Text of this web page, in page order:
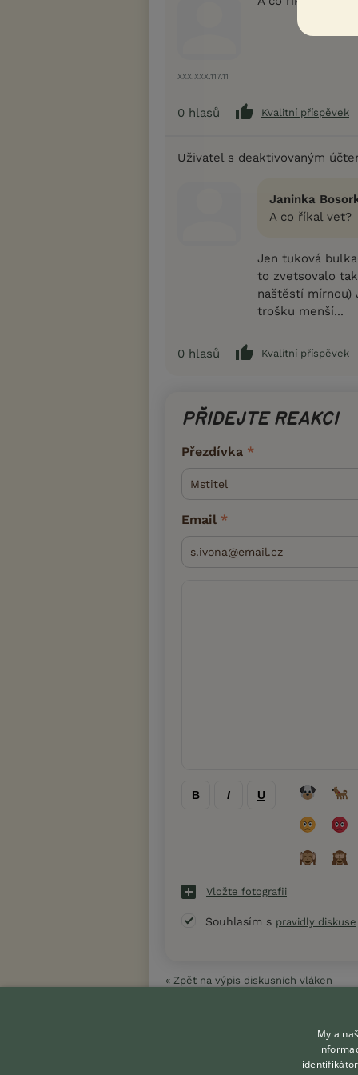
XXX.XXX.117.11
0 hlasů Kvalitní příspěvek
Uživatel s deaktivovaným
Janinka
A co říkal vet?
Jen tuková
to zvetsovalo
naštěstí mírnou)
trošku menší...
0 hlasů Kvalitní příspěvek
PŘIDEJTE REAKCI
Přezdívka
Email
B I U
Vložte fotografii
Souhlasím s pravidly diskuse
« Zpět na výpis diskusních vláken
My a